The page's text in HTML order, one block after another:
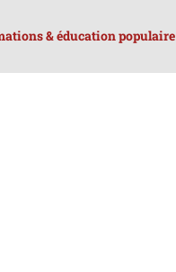
& éducation populaire